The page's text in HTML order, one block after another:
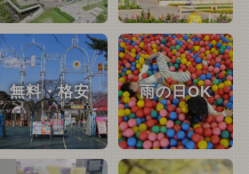
無料・格安 雨の日OK